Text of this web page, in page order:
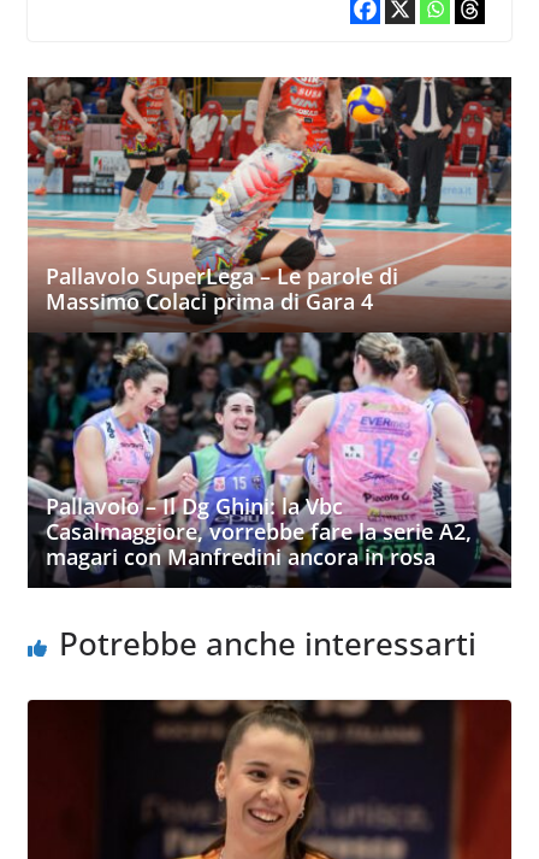
Pallavolo SuperLega – Le parole di
Massimo Colaci prima di Gara 4
Pallavolo – Il Dg Ghini: la Vbc
Casalmaggiore, vorrebbe fare la serie A2,
magari con Manfredini ancora in rosa
Potrebbe anche interessarti